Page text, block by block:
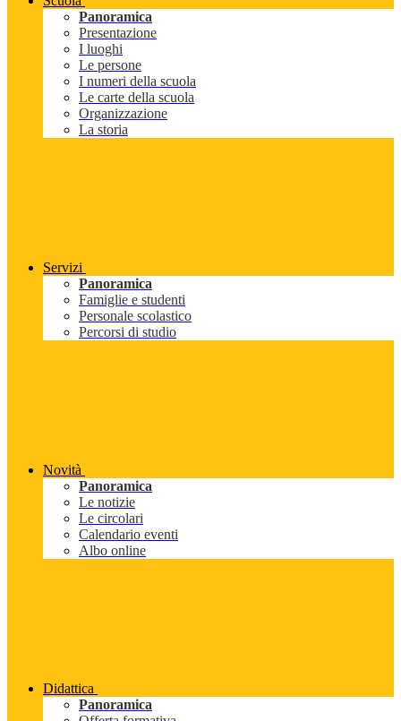
Panoramica
Presentazione
I luoghi
Le persone
I numeri della scuola
Le carte della scuola
Organizzazione
La storia
Servizi
Panoramica
Famiglie e studenti
Personale scolastico
Percorsi di studio
Novità
Panoramica
Le notizie
Le circolari
Calendario eventi
Albo online
Didattica
Panoramica